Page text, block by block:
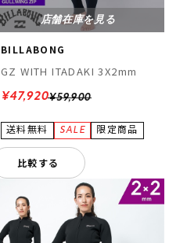
店舗在庫を見る
BILLABONG
GZ WITH ITADAKI 3X2mm
¥59,900
¥47,920
比較する